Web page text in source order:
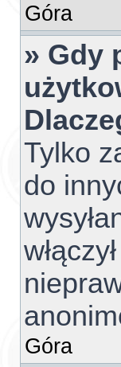
Góra
» Gdy
Tylko
do
Góra